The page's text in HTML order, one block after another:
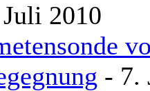
2010
- 7.